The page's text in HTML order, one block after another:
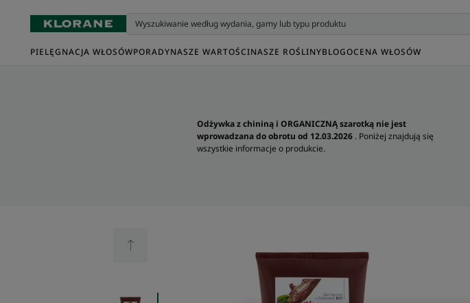
PIELĘGNACJA WŁOSÓWPORADYNASZE WARTOŚCINASZE ROŚLINYBLOGOCENA WŁOSÓW
Odżywka z chininą i ORGANICZNĄ szarotką nie jest
wprowadzana do obrotu od 12.03.2026 . Poniżej znajdują się
wszystkie informacje o produkcie.